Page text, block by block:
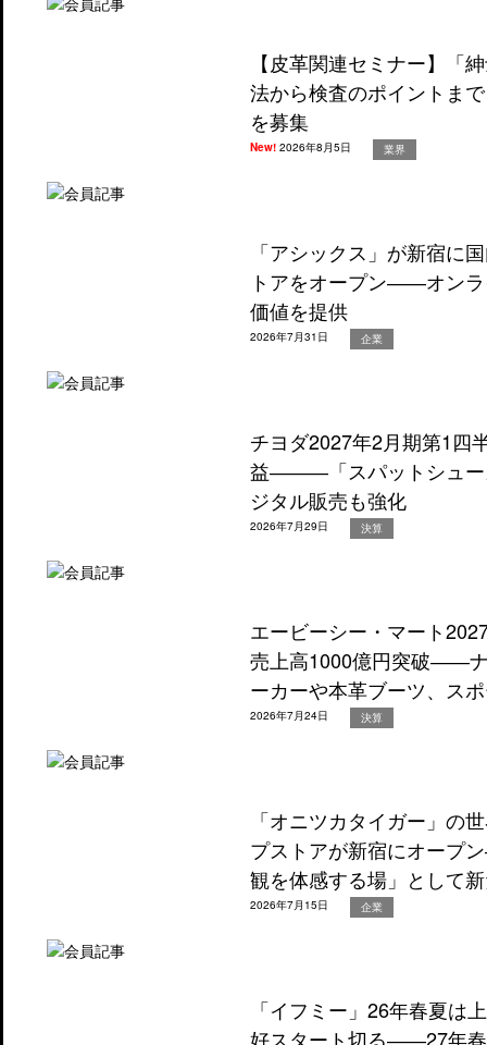
【皮革関連セミナー】「
法から検査のポイントま
を募集
New!2026年8月5日 業界
「アシックス」が新宿に
トアをオープン――オン
価値を提供
2026年7月31日 企業
チヨダ2027年2月期第1四
益―――「スパットシュー
ジタル販売も強化
2026年7月29日 決算
エービーシー・マート
売上高1000億円突破――
ーカーや本革ブーツ、ス
2026年7月24日 決算
「オニツカタイガー」の
プストアが新宿にオープ
観を体感する場」として
2026年7月15日 企業
「イフミー」26年春夏は
好スタート切る――27年